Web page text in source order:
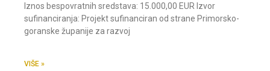
Iznos bespovratnih sredstava: 15.000,00 EUR Izvor
sufinanciranja: Projekt sufinanciran od strane Primorsko-
goranske županije za razvoj
VIŠE »